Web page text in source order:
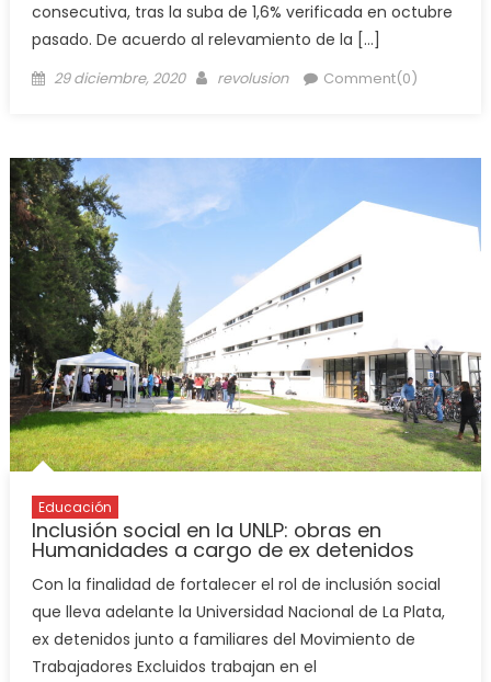
consecutiva, tras la suba de 1,6% verificada en octubre
pasado. De acuerdo al relevamiento de la […]
29 diciembre, 2020 revolusion Comment(0)
Educación
Inclusión social en la UNLP: obras en
Humanidades a cargo de ex detenidos
Con la finalidad de fortalecer el rol de inclusión social
que lleva adelante la Universidad Nacional de La Plata,
ex detenidos junto a familiares del Movimiento de
Trabajadores Excluidos trabajan en el